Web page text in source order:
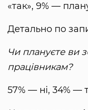
«так», 9% —
Детально по
Чи плануєте ви
працівникам?
57% — ні, 34% —